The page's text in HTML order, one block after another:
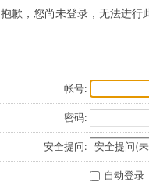
抱歉，您尚未登录，无法进行
帐号:
密码:
安全提问:
自动登录